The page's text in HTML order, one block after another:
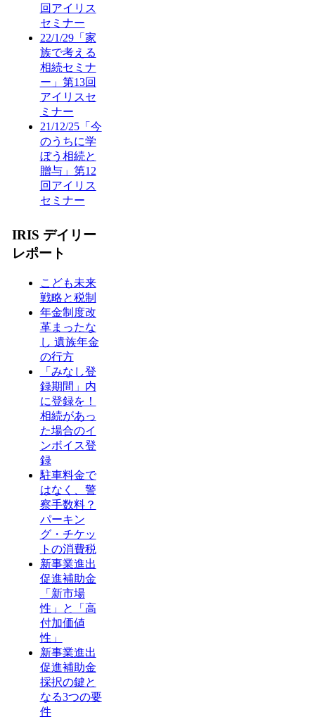
回アイリス
セミナー
22/1/29「家
族で考える
相続セミナ
ー」第13回
アイリスセ
ミナー
21/12/25「今
のうちに学
ぼう相続と
贈与」第12
回アイリス
セミナー
IRIS デイリー
レポート
こども未来
戦略と税制
年金制度改
革まったな
し 遺族年金
の行方
「みなし登
録期間」内
に登録を！
相続があっ
た場合のイ
ンボイス登
録
駐車料金で
はなく、警
察手数料？
パーキン
グ・チケッ
トの消費税
新事業進出
促進補助金
「新市場
性」と「高
付加価値
性」
新事業進出
促進補助金
採択の鍵と
なる3つの要
件